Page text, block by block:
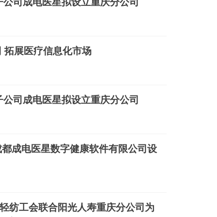
拓展医疗信息化市场
司成电医星拟设立重庆分公司
成电医星数字健康软件有限公司设
纺工会联合阳光人寿重庆分公司为